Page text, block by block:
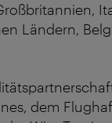
Ländern,
dem